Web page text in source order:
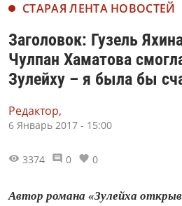
СТАРАЯ ЛЕНТА НОВОСТЕЙ
Заголовок: Гузель
Чулпан Хаматова
Зулейху – я была бы
Редактор,
6 Январь 2017 - 15:00
3374 0 0
Автор романа «Зулейха